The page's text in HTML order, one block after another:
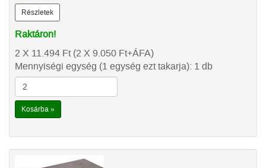
Részletek
Raktáron!
2 X 11.494 Ft(2 X 9.050 Ft+ÁFA)
Mennyiségi egység (1 egység ezt takarja): 1 db
Kosárba »